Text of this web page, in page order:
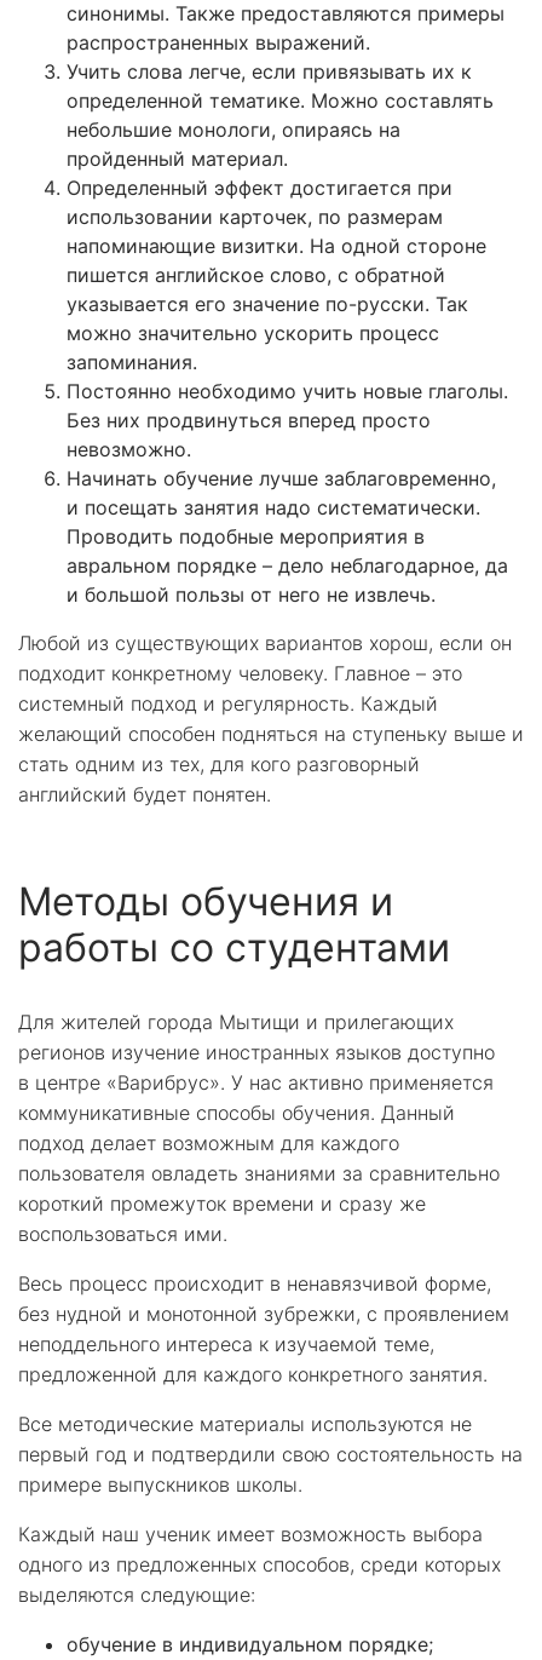
синонимы. Также предоставляются примеры
распространенных выражений.
Учить слова легче, если привязывать их к
определенной тематике. Можно составлять
небольшие монологи, опираясь на
пройденный материал.
Определенный эффект достигается при
использовании карточек, по размерам
напоминающие визитки. На одной стороне
пишется английское слово, с обратной
указывается его значение по-русски. Так
можно значительно ускорить процесс
запоминания.
Постоянно необходимо учить новые глаголы.
Без них продвинуться вперед просто
невозможно.
Начинать обучение лучше заблаговременно,
и посещать занятия надо систематически.
Проводить подобные мероприятия в
авральном порядке – дело неблагодарное, да
и большой пользы от него не извлечь.
Любой из существующих вариантов хорош, если он
подходит конкретному человеку. Главное – это
системный подход и регулярность. Каждый
желающий способен подняться на ступеньку выше и
стать одним из тех, для кого разговорный
английский будет понятен.
Методы обучения и
работы со студентами
Для жителей города Мытищи и прилегающих
регионов изучение иностранных языков доступно
в центре «Варибрус». У нас активно применяется
коммуникативные способы обучения. Данный
подход делает возможным для каждого
пользователя овладеть знаниями за сравнительно
короткий промежуток времени и сразу же
воспользоваться ими.
Весь процесс происходит в ненавязчивой форме,
без нудной и монотонной зубрежки, с проявлением
неподдельного интереса к изучаемой теме,
предложенной для каждого конкретного занятия.
Все методические материалы используются не
первый год и подтвердили свою состоятельность на
примере выпускников школы.
Каждый наш ученик имеет возможность выбора
одного из предложенных способов, среди которых
выделяются следующие:
обучение в индивидуальном порядке;